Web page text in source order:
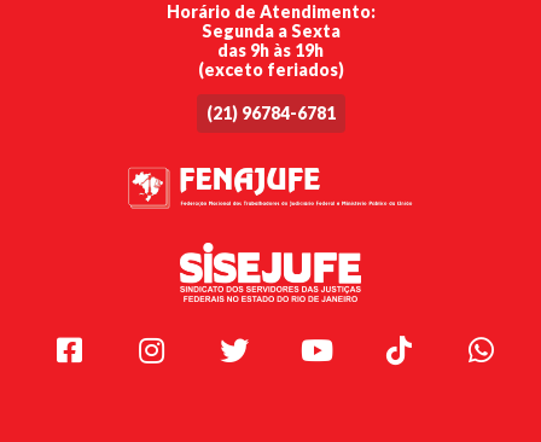
Horário de Atendimento:
Segunda a Sexta
das 9h às 19h
(exceto feriados)
(21) 96784-6781
Facebook Instagram Twitter Youtube TikTok